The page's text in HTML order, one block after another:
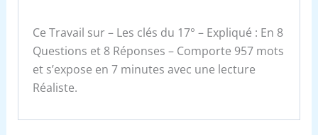
Ce Travail sur – Les clés du 17° – Expliqué : En 8
Questions et 8 Réponses – Comporte 957 mots
et s’expose en 7 minutes avec une lecture
Réaliste.